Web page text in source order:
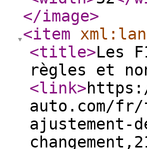
</image>
<item
<title>Les
règles et
<link>
auto.com/
ajustement-